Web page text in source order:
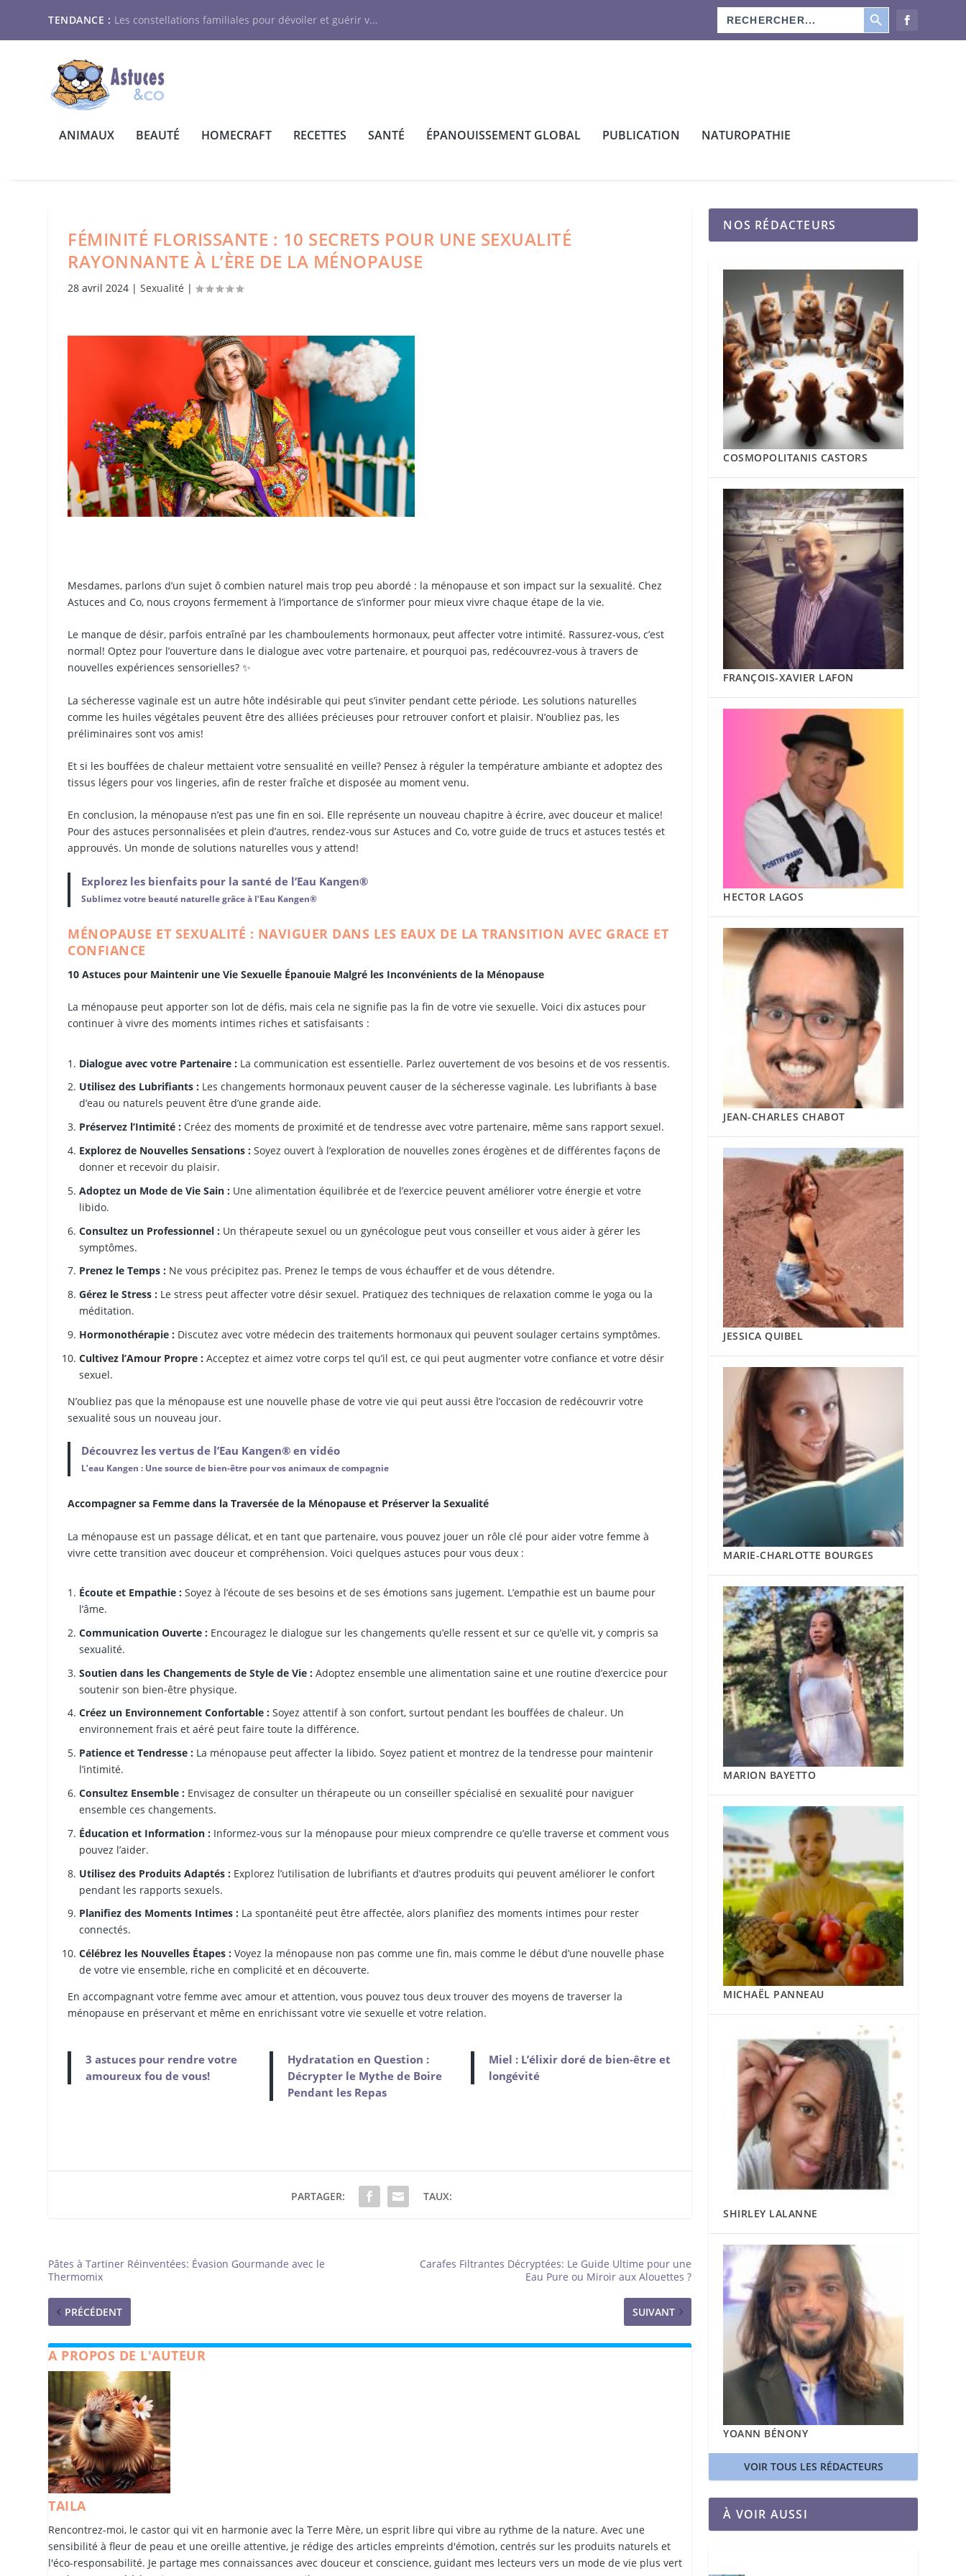
TENDANCE : Les constellations familiales pour dévoiler et guérir v...
Search
for:
SEARCH BUTTON
ANIMAUX BEAUTÉ HOMECRAFT RECETTES SANTÉ ÉPANOUISSEMENT GLOBAL PUBLICATION NATUROPATHIE
FÉMINITÉ FLORISSANTE : 10 SECRETS POUR UNE SEXUALITÉ
RAYONNANTE À L’ÈRE DE LA MÉNOPAUSE
28 avril 2024 |Sexualité |
Mesdames, parlons d’un sujet ô combien naturel mais trop peu abordé : la ménopause et son impact sur la sexualité. Chez
Astuces and Co, nous croyons fermement à l’importance de s’informer pour mieux vivre chaque étape de la vie.
Le manque de désir, parfois entraîné par les chamboulements hormonaux, peut affecter votre intimité. Rassurez-vous, c’est
normal! Optez pour l’ouverture dans le dialogue avec votre partenaire, et pourquoi pas, redécouvrez-vous à travers de
nouvelles expériences sensorielles? ✨
La sécheresse vaginale est un autre hôte indésirable qui peut s’inviter pendant cette période. Les solutions naturelles
comme les huiles végétales peuvent être des alliées précieuses pour retrouver confort et plaisir. N’oubliez pas, les
préliminaires sont vos amis!
Et si les bouffées de chaleur mettaient votre sensualité en veille? Pensez à réguler la température ambiante et adoptez des
tissus légers pour vos lingeries, afin de rester fraîche et disposée au moment venu.
En conclusion, la ménopause n’est pas une fin en soi. Elle représente un nouveau chapitre à écrire, avec douceur et malice!
Pour des astuces personnalisées et plein d’autres, rendez-vous sur Astuces and Co, votre guide de trucs et astuces testés et
approuvés. Un monde de solutions naturelles vous y attend!
Explorez les bienfaits pour la santé de l’Eau Kangen®
Sublimez votre beauté naturelle grâce à l’Eau Kangen®
MÉNOPAUSE ET SEXUALITÉ : NAVIGUER DANS LES EAUX DE LA TRANSITION AVEC GRACE ET
CONFIANCE
10 Astuces pour Maintenir une Vie Sexuelle Épanouie Malgré les Inconvénients de la Ménopause
La ménopause peut apporter son lot de défis, mais cela ne signifie pas la fin de votre vie sexuelle. Voici dix astuces pour
continuer à vivre des moments intimes riches et satisfaisants :
Dialogue avec votre Partenaire : La communication est essentielle. Parlez ouvertement de vos besoins et de vos ressentis.
Utilisez des Lubrifiants : Les changements hormonaux peuvent causer de la sécheresse vaginale. Les lubrifiants à base
d’eau ou naturels peuvent être d’une grande aide.
Préservez l’Intimité : Créez des moments de proximité et de tendresse avec votre partenaire, même sans rapport sexuel.
Explorez de Nouvelles Sensations : Soyez ouvert à l’exploration de nouvelles zones érogènes et de différentes façons de
donner et recevoir du plaisir.
Adoptez un Mode de Vie Sain : Une alimentation équilibrée et de l’exercice peuvent améliorer votre énergie et votre
libido.
Consultez un Professionnel : Un thérapeute sexuel ou un gynécologue peut vous conseiller et vous aider à gérer les
symptômes.
Prenez le Temps : Ne vous précipitez pas. Prenez le temps de vous échauffer et de vous détendre.
Gérez le Stress : Le stress peut affecter votre désir sexuel. Pratiquez des techniques de relaxation comme le yoga ou la
méditation.
Hormonothérapie : Discutez avec votre médecin des traitements hormonaux qui peuvent soulager certains symptômes.
Cultivez l’Amour Propre : Acceptez et aimez votre corps tel qu’il est, ce qui peut augmenter votre confiance et votre désir
sexuel.
N’oubliez pas que la ménopause est une nouvelle phase de votre vie qui peut aussi être l’occasion de redécouvrir votre
sexualité sous un nouveau jour.
Découvrez les vertus de l’Eau Kangen® en vidéo
L’eau Kangen : Une source de bien-être pour vos animaux de compagnie
Accompagner sa Femme dans la Traversée de la Ménopause et Préserver la Sexualité
La ménopause est un passage délicat, et en tant que partenaire, vous pouvez jouer un rôle clé pour aider votre femme à
vivre cette transition avec douceur et compréhension. Voici quelques astuces pour vous deux :
Écoute et Empathie : Soyez à l’écoute de ses besoins et de ses émotions sans jugement. L’empathie est un baume pour
l’âme.
Communication Ouverte : Encouragez le dialogue sur les changements qu’elle ressent et sur ce qu’elle vit, y compris sa
sexualité.
Soutien dans les Changements de Style de Vie : Adoptez ensemble une alimentation saine et une routine d’exercice pour
soutenir son bien-être physique.
Créez un Environnement Confortable : Soyez attentif à son confort, surtout pendant les bouffées de chaleur. Un
environnement frais et aéré peut faire toute la différence.
Patience et Tendresse : La ménopause peut affecter la libido. Soyez patient et montrez de la tendresse pour maintenir
l’intimité.
Consultez Ensemble : Envisagez de consulter un thérapeute ou un conseiller spécialisé en sexualité pour naviguer
ensemble ces changements.
Éducation et Information : Informez-vous sur la ménopause pour mieux comprendre ce qu’elle traverse et comment vous
pouvez l’aider.
Utilisez des Produits Adaptés : Explorez l’utilisation de lubrifiants et d’autres produits qui peuvent améliorer le confort
pendant les rapports sexuels.
Planifiez des Moments Intimes : La spontanéité peut être affectée, alors planifiez des moments intimes pour rester
connectés.
Célébrez les Nouvelles Étapes : Voyez la ménopause non pas comme une fin, mais comme le début d’une nouvelle phase
de votre vie ensemble, riche en complicité et en découverte.
En accompagnant votre femme avec amour et attention, vous pouvez tous deux trouver des moyens de traverser la
ménopause en préservant et même en enrichissant votre vie sexuelle et votre relation.
3 astuces pour rendre votre
amoureux fou de vous!
Hydratation en Question :
Décrypter le Mythe de Boire
Pendant les Repas
Miel : L’élixir doré de bien-être et
longévité
PARTAGER: TAUX:
Pâtes à Tartiner Réinventées: Évasion Gourmande avec le
Thermomix
PRÉCÉDENT
Carafes Filtrantes Décryptées: Le Guide Ultime pour une
Eau Pure ou Miroir aux Alouettes ?
SUIVANT
A PROPOS DE L'AUTEUR
TAILA
Rencontrez-moi, le castor qui vit en harmonie avec la Terre Mère, un esprit libre qui vibre au rythme de la nature. Avec une
sensibilité à fleur de peau et une oreille attentive, je rédige des articles empreints d'émotion, centrés sur les produits naturels et
l'éco-responsabilité. Je partage mes connaissances avec douceur et conscience, guidant mes lecteurs vers un mode de vie plus vert
NOS RÉDACTEURS
COSMOPOLITANIS CASTORS
FRANÇOIS-XAVIER LAFON
HECTOR LAGOS
JEAN-CHARLES CHABOT
JESSICA QUIBEL
MARIE-CHARLOTTE BOURGES
MARION BAYETTO
MICHAËL PANNEAU
SHIRLEY LALANNE
YOANN BÉNONY
VOIR TOUS LES RÉDACTEURS
À VOIR AUSSI